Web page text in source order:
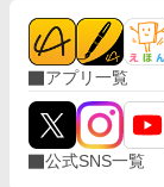
アプリ一覧
公式SNS一覧